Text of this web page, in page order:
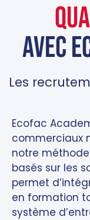
avec
Les
Ecofac
commerciaux
notre
basés sur les
permet
en formation
système